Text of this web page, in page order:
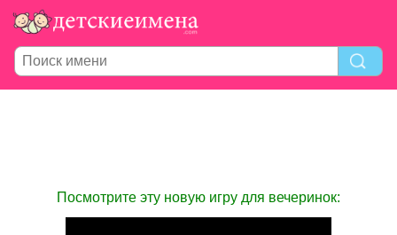
Посмотрите эту новую игру для вечеринок: